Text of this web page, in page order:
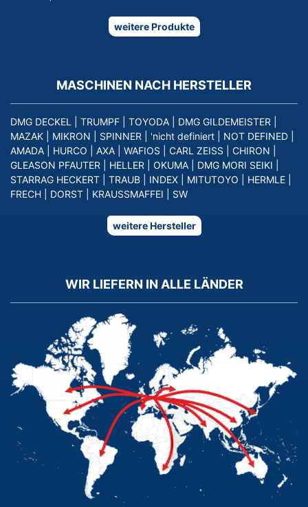
weitere Produkte
MASCHINEN NACH HERSTELLER
DMG DECKEL TRUMPF TOYODA DMG GILDEMEISTER
MAZAK
MIKRON SPINNER 'nicht definiert NOT DEFINED
AMADA
HURCO AXA WAFIOS CARL ZEISS CHIRON
GLEASON PFAUTER
HELLER OKUMA DMG MORI SEIKI
STARRAG HECKERT
TRAUB INDEX MITUTOYO HERMLE
FRECH
DORST KRAUSSMAFFEI SW
weitere Hersteller
WIR LIEFERN IN ALLE LÄNDER